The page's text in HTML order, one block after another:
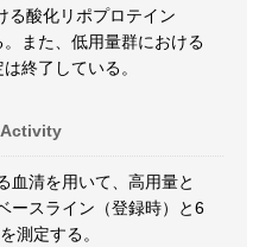
る酸化リポプロテイン
。また、低用量群における
終了している。
血清を用いて、高用量と
ースライン（登録時）と6
測定する。